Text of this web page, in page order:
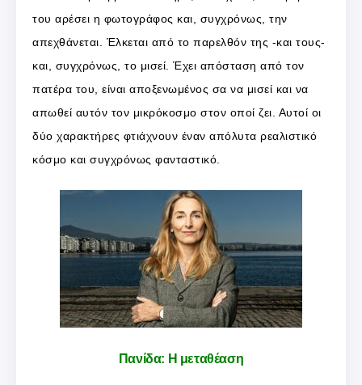
του αρέσει η φωτογράφος και, συγχρόνως, την
απεχθάνεται. Έλκεται από το παρελθόν της -και τους-
και, συγχρόνως, το μισεί. Έχει απόσταση από τον
πατέρα του, είναι αποξενωμένος σα να μισεί και να
απωθεί αυτόν τον μικρόκοσμο στον οποί ζει. Αυτοί οι
δύο χαρακτήρες φτιάχνουν έναν απόλυτα ρεαλιστικό
κόσμο και συγχρόνως φανταστικό.
Πανίδα: Η μεταθέαση